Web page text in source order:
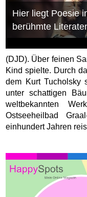
Hier liegt Poesie
berühmte
(DJD). Über feinen
Kind spielte. Durch
dem Kurt Tucholsky
unter schattigen
weltbekannten
Ostseeheilbad
einhundert Jahren